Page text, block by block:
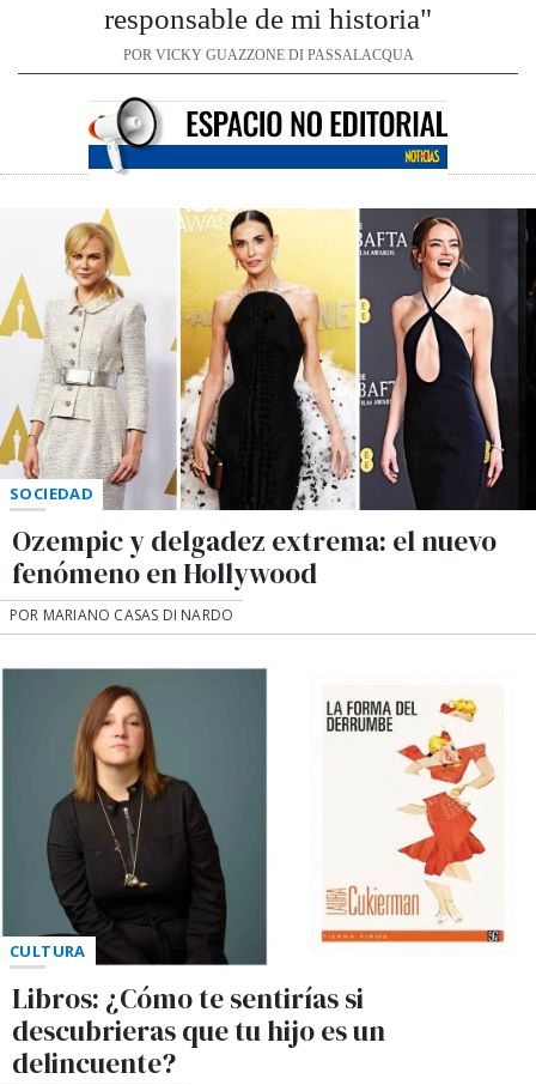
responsable de mi historia"
POR VICKY GUAZZONE DI PASSALACQUA
SOCIEDAD
Ozempic y delgadez extrema: el nuevo
fenómeno en Hollywood
POR MARIANO CASAS DI NARDO
CULTURA
Libros: ¿Cómo te sentirías si
descubrieras que tu hijo es un
delincuente?